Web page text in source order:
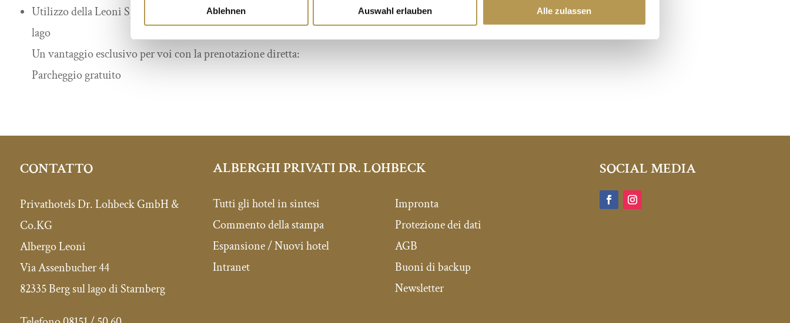
Ablehnen Auswahl erlauben Alle zulassen
Utilizzo della Leoni Spa con sauna, bagno turco, piscina e accesso diretto al
lago
Un vantaggio esclusivo per voi con la prenotazione diretta:
Parcheggio gratuito
PRENOTA ORA
CONTATTO
Privathotels Dr. Lohbeck GmbH &
Co.KG
Albergo Leoni
Via Assenbucher 44
82335 Berg sul lago di Starnberg
ALBERGHI PRIVATI DR. LOHBECK
Tutti gli hotel in sintesi
Commento della stampa
Espansione / Nuovi hotel
Intranet
Impronta
Protezione dei dati
AGB
Buoni di backup
Newsletter
SOCIAL MEDIA